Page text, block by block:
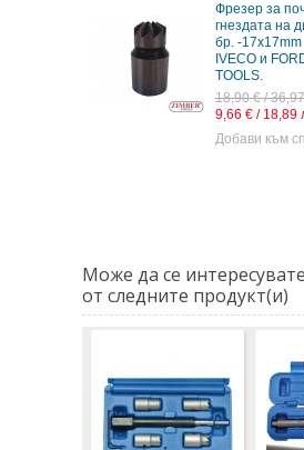
Фрезер за
гнездата на
бр. -17x17mm
IVECO и
TOOLS.
18,90 € /
9,66 € / 18,89
Добави към
Може да се
от следните продукт(и)